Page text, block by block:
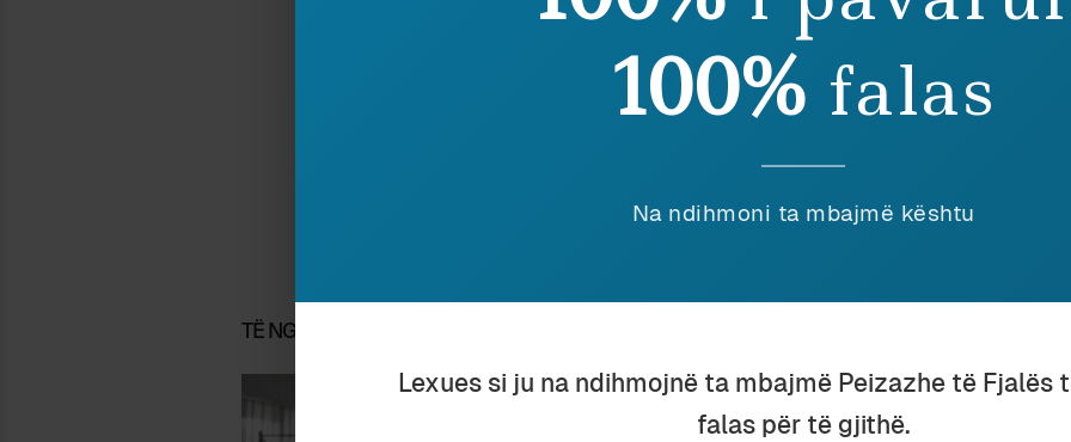
TË NGJASHME
100% falas
Na ndihmoni ta mbajmë kështu
Lexues si ju na ndihmojnë ta mbajmë Peizazhe të Fjalës
falas për të gjithë.